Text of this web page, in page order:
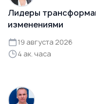
Лидеры
изменениями
19 августа 2026
4 ак. часа